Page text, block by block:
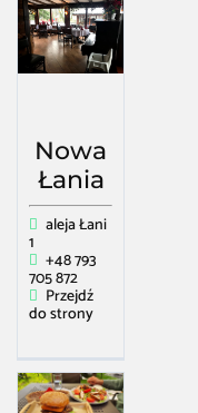
Nowa
Łania
aleja Łani
1
+48 793
705 872
Przejdź
do strony